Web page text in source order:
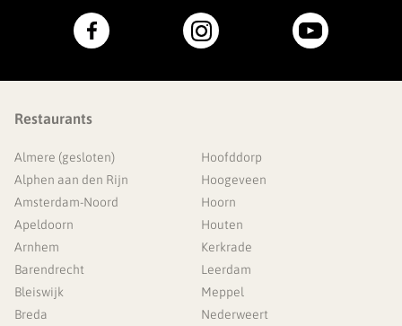
Restaurants
Almere (gesloten)
Alphen aan den Rijn
Amsterdam-Noord
Apeldoorn
Arnhem
Barendrecht
Bleiswijk
Breda
Hoofddorp
Hoogeveen
Hoorn
Houten
Kerkrade
Leerdam
Meppel
Nederweert